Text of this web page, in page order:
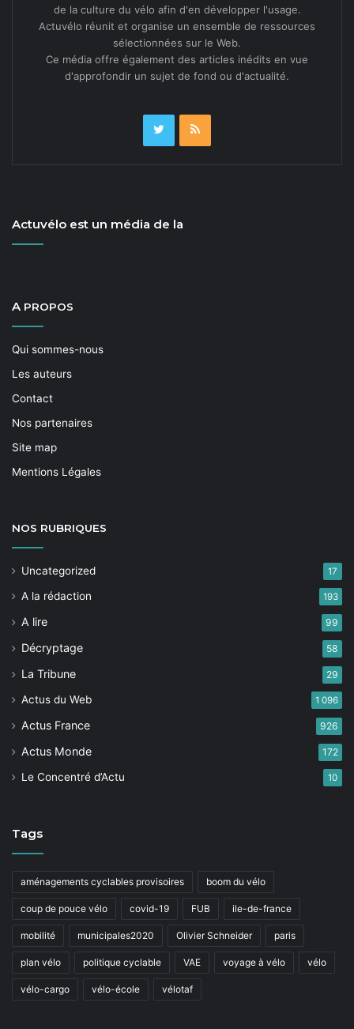
de la culture du vélo afin d'en développer l'usage.
Actuvélo réunit et organise un ensemble de ressources
sélectionnées sur le Web.
Ce média offre également des articles inédits en vue
d'approfondir un sujet de fond ou d'actualité.
Actuvélo est un média de la
A PROPOS
Qui sommes-nous
Les auteurs
Contact
Nos partenaires
Site map
Mentions Légales
NOS RUBRIQUES
Uncategorized 17
A la rédaction 193
A lire 99
Décryptage 58
La Tribune 29
Actus du Web 1 096
Actus France 926
Actus Monde 172
Le Concentré d’Actu 10
Tags
aménagements cyclables provisoires boom du vélo
coup de pouce vélo covid-19 FUB ile-de-france
mobilité municipales2020 Olivier Schneider paris
plan vélo politique cyclable VAE voyage à vélo vélo
vélo-cargo vélo-école vélotaf